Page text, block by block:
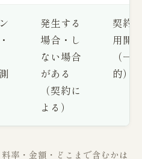
発生する
場合・し
ない場合
がある
（契約に
よる）
契約
用開
（一
的）
率・金額・どこまで含むかは